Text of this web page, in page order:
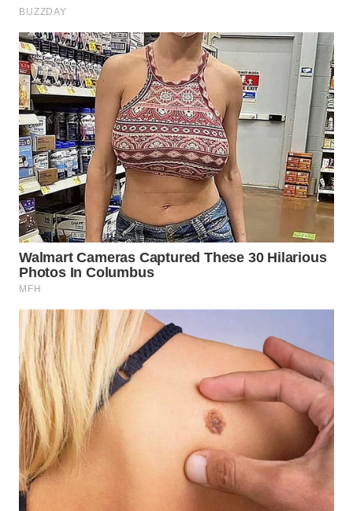
WN
KALSEL
WN
KALTIM
WN
SULSEL
WN
GORONTALO
WN
SULUT
MALUKU
WN
MALUT
WN
DAIRI
WN
DANAU